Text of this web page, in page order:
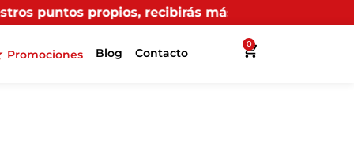
más beneficios en Interllantas.
Promociones Blog Contacto
0